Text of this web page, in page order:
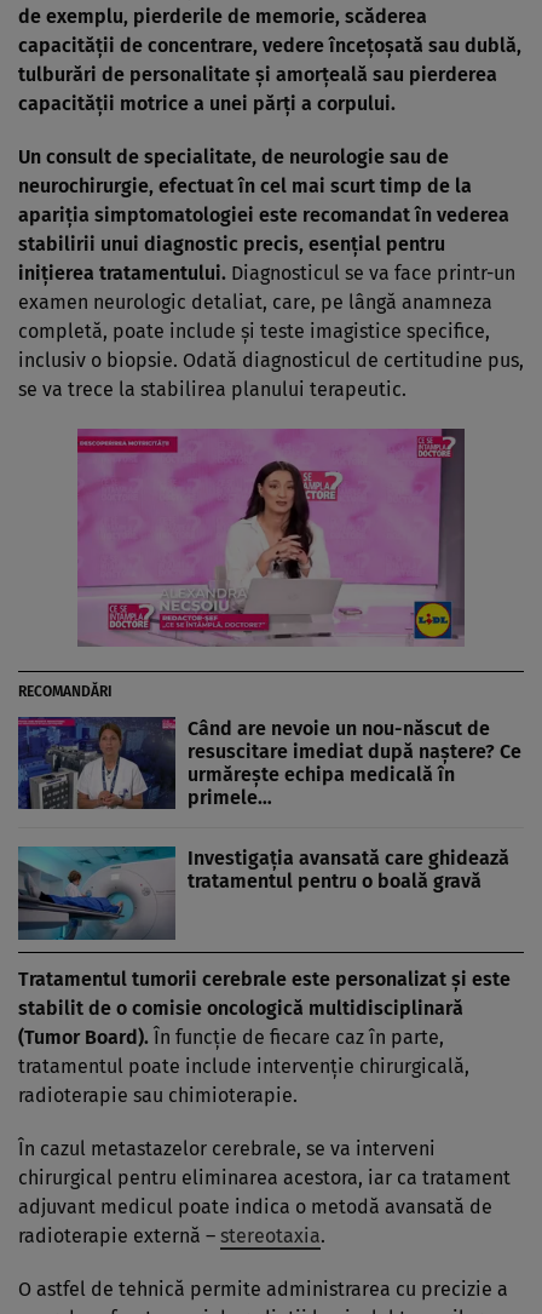
de exemplu, pierderile de memorie, scăderea
capacității de concentrare, vedere încețoșată sau dublă,
tulburări de personalitate și amorțeală sau pierderea
capacității motrice a unei părți a corpului.
Un consult de specialitate, de neurologie sau de
neurochirurgie, efectuat în cel mai scurt timp de la
apariția simptomatologiei este recomandat în vederea
stabilirii unui diagnostic precis, esențial pentru
inițierea tratamentului. Diagnosticul se va face printr-un
examen neurologic detaliat, care, pe lângă anamneza
completă, poate include și teste imagistice specifice,
inclusiv o biopsie. Odată diagnosticul de certitudine pus,
se va trece la stabilirea planului terapeutic.
RECOMANDĂRI
Când are nevoie un nou-născut de
resuscitare imediat după naștere? Ce
urmărește echipa medicală în
primele…
Investigația avansată care ghidează
tratamentul pentru o boală gravă
Tratamentul tumorii cerebrale este personalizat și este
stabilit de o comisie oncologică multidisciplinară
(Tumor Board). În funcție de fiecare caz în parte,
tratamentul poate include intervenție chirurgicală,
radioterapie sau chimioterapie.
În cazul metastazelor cerebrale, se va interveni
chirurgical pentru eliminarea acestora, iar ca tratament
adjuvant medicul poate indica o metodă avansată de
radioterapie externă – stereotaxia.
O astfel de tehnică permite administrarea cu precizie a